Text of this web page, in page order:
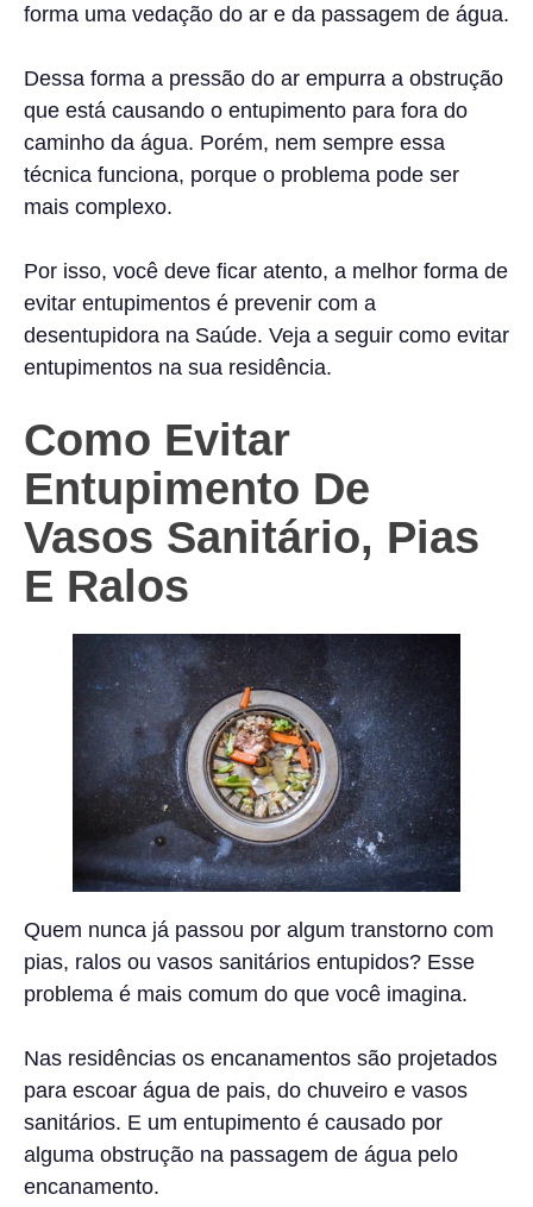
forma uma vedação do ar e da passagem de água.
Dessa forma a pressão do ar empurra a obstrução
que está causando o entupimento para fora do
caminho da água. Porém, nem sempre essa
técnica funciona, porque o problema pode ser
mais complexo.
Por isso, você deve ficar atento, a melhor forma de
evitar entupimentos é prevenir com a
desentupidora na Saúde. Veja a seguir como evitar
entupimentos na sua residência.
Como Evitar
Entupimento De
Vasos Sanitário, Pias
E Ralos
Quem nunca já passou por algum transtorno com
pias, ralos ou vasos sanitários entupidos? Esse
problema é mais comum do que você imagina.
Nas residências os encanamentos são projetados
para escoar água de pais, do chuveiro e vasos
sanitários. E um entupimento é causado por
alguma obstrução na passagem de água pelo
encanamento.